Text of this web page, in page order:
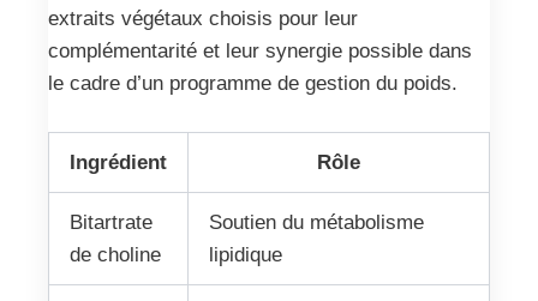
extraits végétaux choisis pour leur
complémentarité et leur synergie possible dans
le cadre d’un programme de gestion du poids.
Ingrédient Rôle
Bitartrate
de choline
Soutien du métabolisme
lipidique